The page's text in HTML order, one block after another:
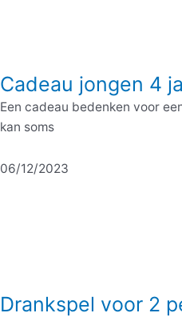
Cadeau jongen 4
Een cadeau bedenken voor
kan soms
06/12/2023
Drankspel voor 2